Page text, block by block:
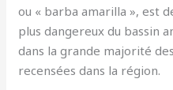
ou « barba amarilla », est
plus dangereux du bassin
dans la grande majorité
recensées dans la région.